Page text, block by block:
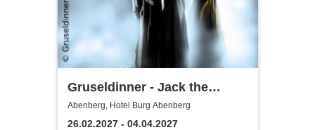
Gruseldinner - Jack the
Ripper
Abenberg, Hotel Burg Abenberg
26.02.2027 - 04.04.2027